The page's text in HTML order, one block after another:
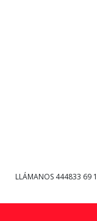
LLÁMANOS 444833 69